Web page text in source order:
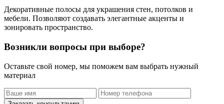
Декоративные полосы для украшения стен, потолков и
мебели. Позволяют создавать элегантные акценты и
зонировать пространство.
Возникли вопросы при выборе?
Оставьте свой номер, мы поможем вам выбрать нужный
материал